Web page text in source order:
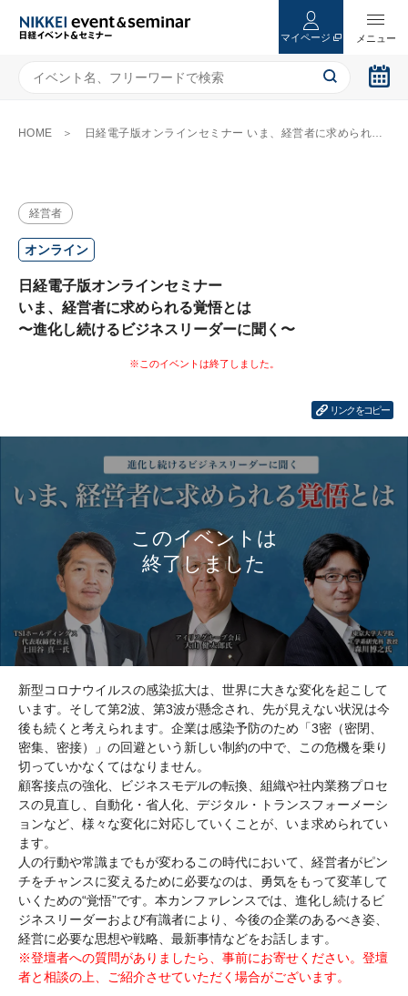
マイページ
HOME 日経電子版オンラインセミナー いま、経営者に求められる覚悟とは 〜進化し続けるビジネスリーダーに聞く〜
経営者
オンライン
日経電子版オンラインセミナー
いま、経営者に求められる覚悟とは
〜進化し続けるビジネスリーダーに聞く〜
リンクをコピー
新型コロナウイルスの感染拡大は、世界に大きな変化を起こして
います。そして第2波、第3波が懸念され、先が見えない状況は今
後も続くと考えられます。企業は感染予防のため「3密（密閉、
密集、密接）」の回避という新しい制約の中で、この危機を乗り
切っていかなくてはなりません。
顧客接点の強化、ビジネスモデルの転換、組織や社内業務プロセ
スの見直し、自動化・省人化、デジタル・トランスフォーメーシ
ョンなど、様々な変化に対応していくことが、いま求められてい
ます。
人の行動や常識までもが変わるこの時代において、経営者がピン
チをチャンスに変えるために必要なのは、勇気をもって変革して
いくための“覚悟”です。本カンファレンスでは、進化し続けるビ
ジネスリーダーおよび有識者により、今後の企業のあるべき姿、
経営に必要な思想や戦略、最新事情などをお話します。
※登壇者への質問がありましたら、事前にお寄せください。登壇
者と相談の上、ご紹介させていただく場合がございます。